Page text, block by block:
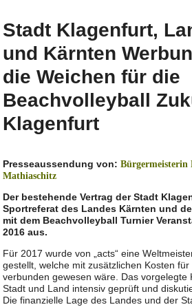
Stadt Klagenfurt,
und Kärnten
die Weichen für die
Beachvolleyball
Klagenfurt
Presseaussendung von:Bürgermeisterin
Mathiaschitz
Der bestehende Vertrag der Stadt
Sportreferat des Landes Kärnten und
mit dem Beachvolleyball Turnier
2016 aus.
Für 2017 wurde von „acts“ eine
gestellt, welche mit zusätzlichen Kosten
verbunden gewesen wäre. Das vorgelegte
Stadt und Land intensiv geprüft und
Die finanzielle Lage des Landes und der